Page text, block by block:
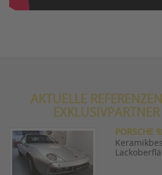
AKTUELLE
PORSCHE